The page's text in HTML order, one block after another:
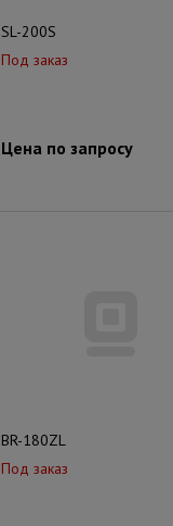
SL-200S
Под заказ
Цена по запросу
BR-180ZL
Под заказ